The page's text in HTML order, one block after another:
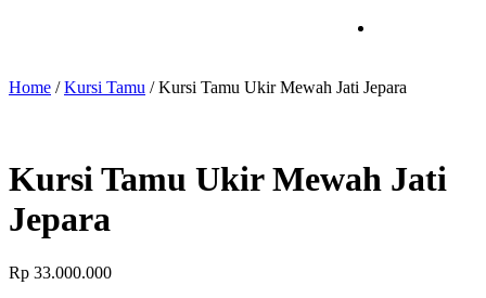
Home /Kursi Tamu / Kursi Tamu Ukir Mewah Jati Jepara
Kursi Tamu Ukir Mewah Jati
Jepara
Rp 33.000.000